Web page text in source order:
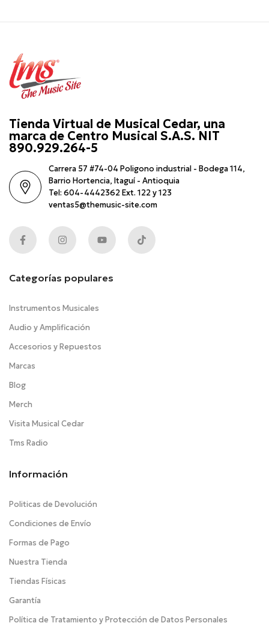
Tienda Virtual de Musical Cedar, una
marca de Centro Musical S.A.S. NIT
890.929.264-5
Carrera 57 #74-04 Poligono industrial - Bodega 114,
Barrio Hortencia, Itaguí - Antioquia
Tel: 604-4442362 Ext. 122 y 123
ventas5@themusic-site.com
Categorías populares
Instrumentos Musicales
Audio y Amplificación
Accesorios y Repuestos
Marcas
Blog
Merch
Visita Musical Cedar
Tms Radio
Información
Politicas de Devolución
Condiciones de Envío
Formas de Pago
Nuestra Tienda
Tiendas Físicas
Garantía
Política de Tratamiento y Protección de Datos Personales